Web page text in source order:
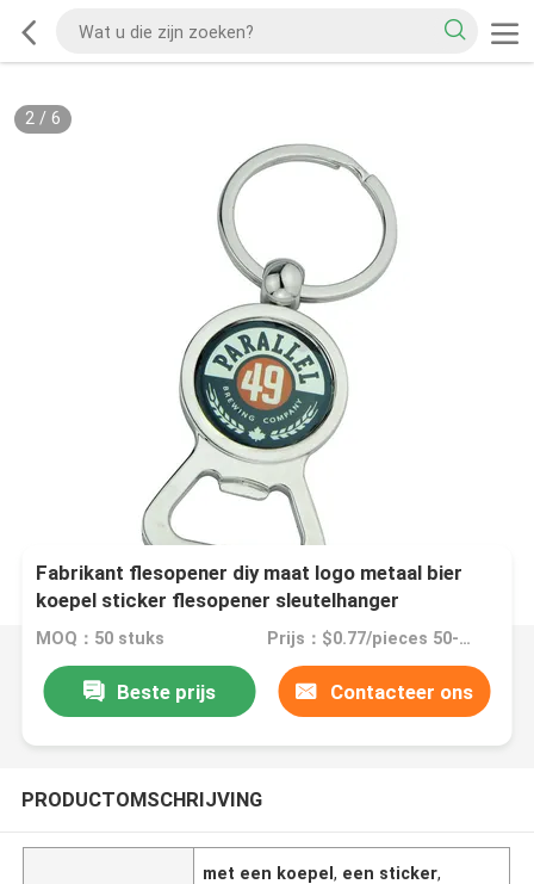
2/ 6
Fabrikant flesopener diy maat logo metaal bier
koepel sticker flesopener sleutelhanger
MOQ：50 stuks Prijs：$0.77/pieces 50-99 pieces
Beste prijs Contacteer ons
PRODUCTOMSCHRIJVING
met een koepel, een sticker,